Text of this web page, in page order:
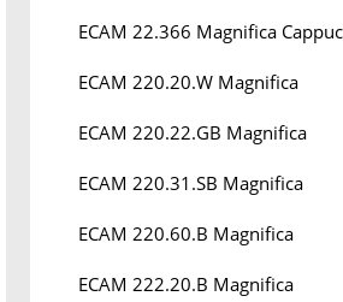
ECAM 22.366 Magnifica
ECAM 220.20.W Magnifica
ECAM 220.22.GB Magnifica
ECAM 220.31.SB Magnifica
ECAM 220.60.B Magnifica
ECAM 222.20.B Magnifica